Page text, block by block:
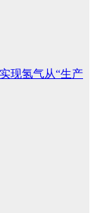
现氢气从“生产